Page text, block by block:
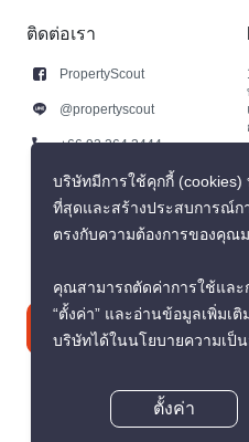
ติดต่อเรา
PropertyScout
@propertyscout
+66 92 264 3444
+66 92 264 3444
contact@propertyscout.co.th
ติดต่
บริษัทมีการใช้คุกกี้ (cookies)
ที่สุดและสร้างประสบการณ์ก
ตรงกับความต้องการของคุณ
คุณสามารถตัดค่าการใช้แล
“ตั้งค่า” และอ่านข้อมูลเพิ่มเ
บริษัทได้ในนโยบายความเป็
ตั้งค่า